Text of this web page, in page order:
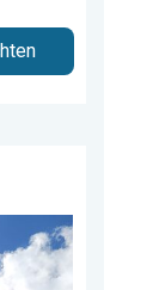
2026 lucht. .